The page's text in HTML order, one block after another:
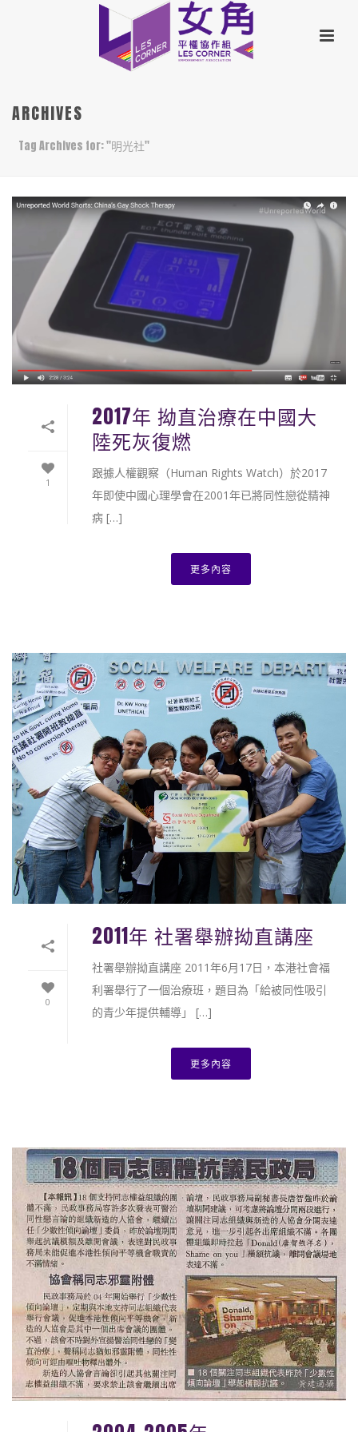
ARCHIVES
Tag Archives for: "明光社"
1
2017年 拗直治療在中國大
陸死灰復燃
跟據人權觀察（Human Rights Watch）於2017
年即使中國心理學會在2001年已將同性戀從精神
病 […]
更多內容
0
2011年 社署舉辦拗直講座
社署舉辦拗直講座 2011年6月17日，本港社會福
利署舉行了一個治療班，題目為「給被同性吸引
的青少年提供輔導」 […]
更多內容